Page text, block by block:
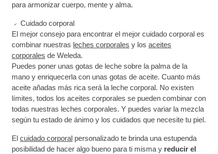
para armonizar cuerpo, mente y alma.
Cuidado corporal
El mejor consejo para encontrar el mejor cuidado corporal es
combinar nuestras leches corporales y los aceites
corporales de Weleda.
Puedes poner unas gotas de leche sobre la palma de la
mano y enriquecerla con unas gotas de aceite. Cuanto más
aceite añadas más rica será la leche corporal. No existen
límites, todos los aceites corporales se pueden combinar con
todas nuestras leches corporales. Y puedes variar la mezcla
según tu estado de ánimo y los cuidados que necesite tu piel.
El cuidado corporal personalizado te brinda una estupenda
posibilidad de hacer algo bueno para ti misma y reducir el